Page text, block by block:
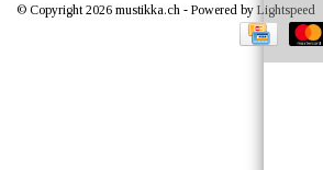
© Copyright 2026 mustikka.ch - Powered by Lightspeed